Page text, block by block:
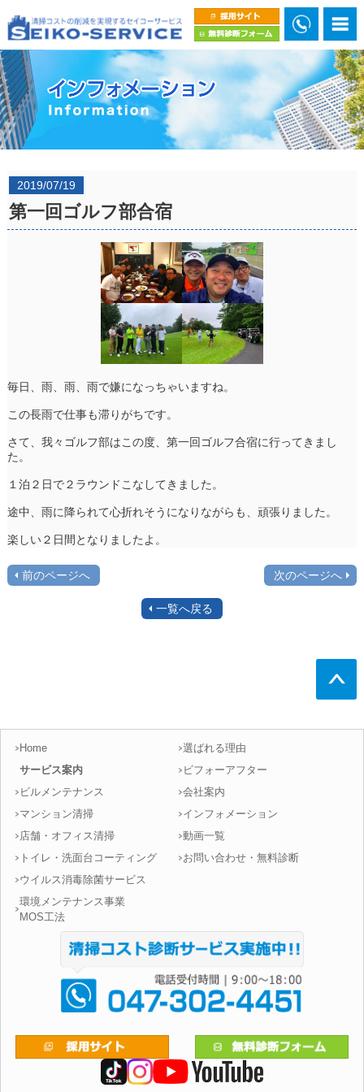
2019/07/19
第一回ゴルフ部合宿
毎日、雨、雨、雨で嫌になっちゃいますね。
この長雨で仕事も滞りがちです。
さて、我々ゴルフ部はこの度、第一回ゴルフ合宿に行ってきまし
た。
１泊２日で２ラウンドこなしてきました。
途中、雨に降られて心折れそうになりながらも、頑張りました。
楽しい２日間となりましたよ。
前のページへ 次のページへ
一覧へ戻る
Home
サービス案内
ビルメンテナンス
マンション清掃
店舗・オフィス清掃
トイレ・洗面台コーティング
ウイルス消毒除菌サービス
環境メンテナンス事業
MOS工法
選ばれる理由
ビフォーアフター
会社案内
インフォメーション
動画一覧
お問い合わせ・無料診断